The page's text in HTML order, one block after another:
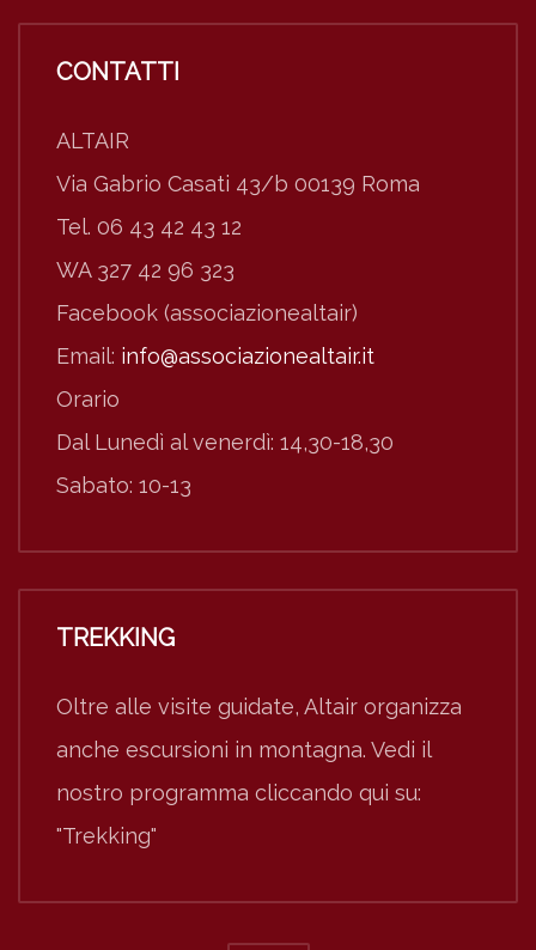
CONTATTI
ALTAIR
Via Gabrio Casati 43/b 00139 Roma
Tel. 06 43 42 43 12
WA 327 42 96 323
Facebook (associazionealtair)
Email: info@associazionealtair.it
Orario
Dal Lunedì al venerdì: 14,30-18,30
Sabato: 10-13
TREKKING
Oltre alle visite guidate, Altair organizza
anche escursioni in montagna. Vedi il
nostro programma cliccando qui su:
"Trekking"